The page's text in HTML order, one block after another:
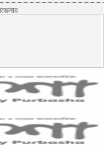
পলাতক আসামি ফেনীতে
পণ্য জব্দ
সেতু